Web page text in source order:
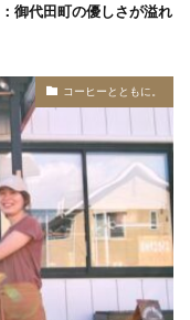
御代田町の優しさが溢れ
コーヒーとともに。